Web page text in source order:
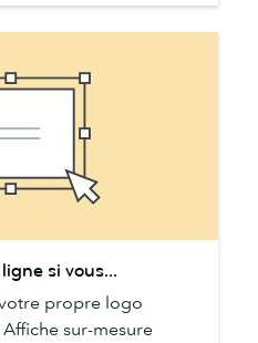
si vous...
propre logo
sur-mesure